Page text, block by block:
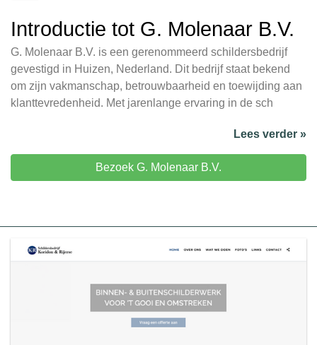
Introductie tot G. Molenaar B.V.
G. Molenaar B.V. is een gerenommeerd schildersbedrijf
gevestigd in Huizen, Nederland. Dit bedrijf staat bekend
om zijn vakmanschap, betrouwbaarheid en toewijding aan
klanttevredenheid. Met jarenlange ervaring in de sch
Lees verder »
Bezoek G. Molenaar B.V.